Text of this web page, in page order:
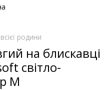
родини
на блискавці
світло-
М